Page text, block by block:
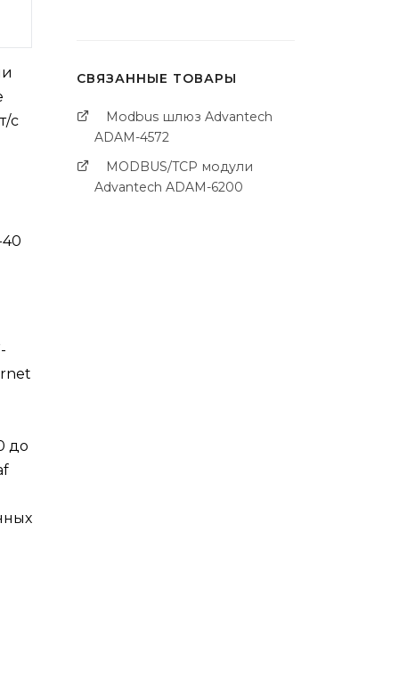
с
до
СВЯЗАННЫЕ ТОВАРЫ
Modbus шлюз Advantech
ADAM-4572
MODBUS/TCP модули
Advantech ADAM-6200